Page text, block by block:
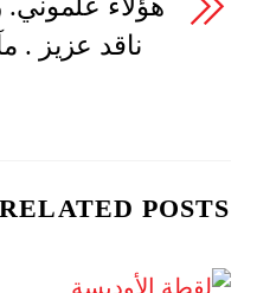
هؤلاء
ناقد عزيز .
RELATED POSTS